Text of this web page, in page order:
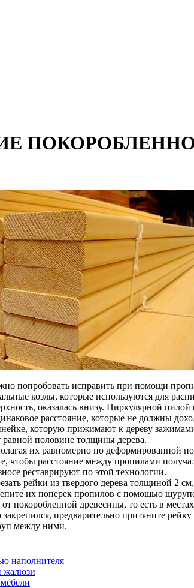
попробовать исправить при помощи
козлы, которые используются для
оказалась внизу. Циркулярной пилой
расстояние, которые не должны
которую прижимают к дереву
половине толщины дерева.
их равномерно по деформированной
чтобы расстояние между пропилами
реставрируют по этой технологии.
рейки из твердого дерева толщиной 2
их поперек пропилов с помощью
от покоробленной древесины, то есть в
предварительно притяните
между ними.
наполнителя
жалюзи